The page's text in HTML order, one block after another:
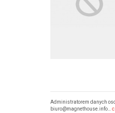
Administratorem danych
biuro@magnethouse.info…